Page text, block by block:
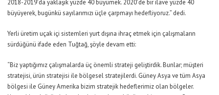
2018-2019’da yaklaşık yüzde 40 büyümek. 2020’de bir ilave yüzde 40
büyüyerek, bugünkü sayılarımızı üçle çarpmayı hedefliyoruz.” dedi.
Yerli üretim uçak içi sistemleri yurt dışına ihraç etmek için çalışmaların
sürdüğünü ifade eden Tuğtağ, şöyle devam etti:
“Biz yaptığımız çalışmalarda üç önemli strateji geliştirdik. Bunlar; müşteri
stratejisi, ürün stratejisi ile bölgesel stratejilerdi. Güney Asya ve tüm Asya
bölgesi ile Güney Amerika bizim stratejik hedeflerimiz olan bölgeler.